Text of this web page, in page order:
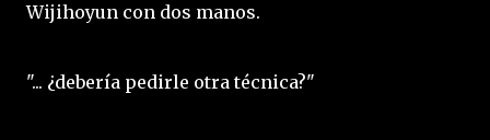
Wijihoyun con dos manos.
"... ¿debería pedirle otra técnica?"